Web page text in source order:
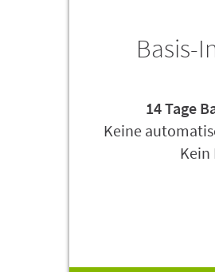
Basis-
14 Tage
Keine
Kein